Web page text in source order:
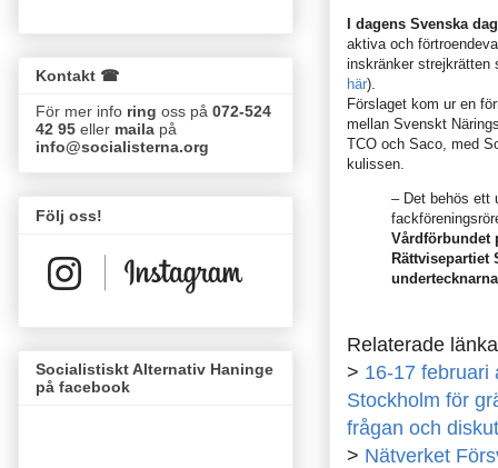
I dagens Svenska
aktiva och
inskränker strejkrätten
här).
Förslaget kom ur en
mellan Svenskt
TCO och Saco, med
kulissen.
– Det behös ett
Vårdförbundet
Rättvisepartiet
undertecknarna
Relaterade
> 16-17 februari
Stockholm för
frågan och
> Nätverket
Kontakt ☎
För mer info ring oss på 072-524
42 95 eller maila på
info@socialisterna.org
Följ oss!
Socialistiskt Alternativ Haninge
på facebook